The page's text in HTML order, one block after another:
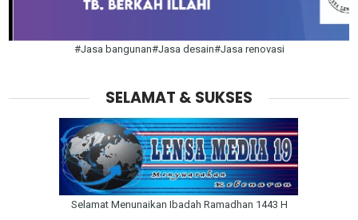
#Jasa bangunan#Jasa desain#Jasa renovasi
SELAMAT & SUKSES
Selamat Menunaikan Ibadah Ramadhan 1443 H